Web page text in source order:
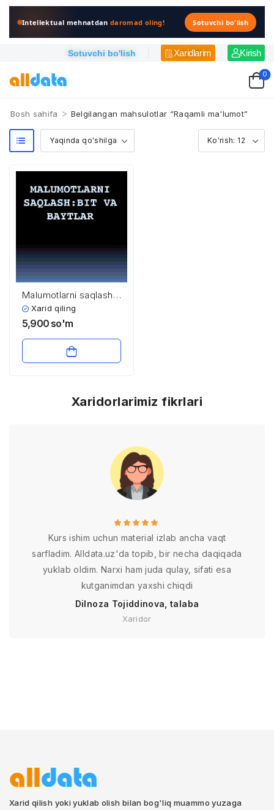
Intellektual mehnatdandaromad oling! Sotuvchi bo'lish
Sotuvchi bo'lish Xaridlarim Kirish
0
Bosh sahifa > Belgilangan mahsulotlar “Raqamli ma'lumot”
Malumotlarni saqlash:
bit va baytlar
Xarid qiling
5,900 so'm
Xaridorlarimiz fikrlari
Kurs ishim uchun material izlab ancha vaqt
sarfladim. Alldata.uz'da topib, bir necha daqiqada
yuklab oldim. Narxi ham juda qulay, sifati esa
kutganimdan yaxshi chiqdi
Dilnoza Tojiddinova, talaba
Xaridor
Xarid qilish yoki yuklab olish bilan bog'liq muammo yuzaga